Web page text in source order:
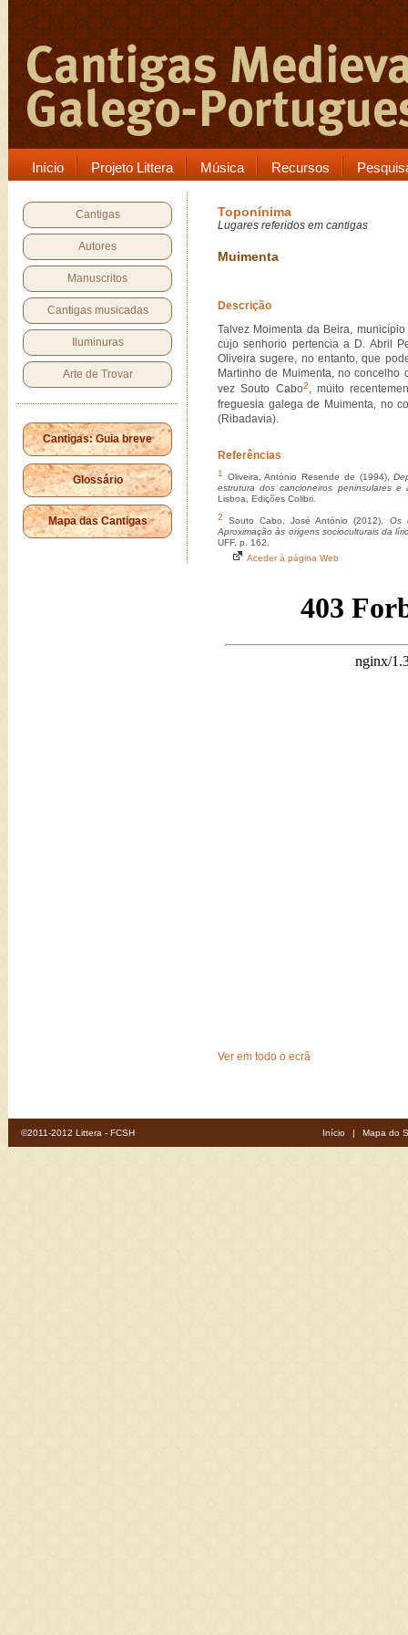
Início Projeto Littera Música Recursos
Cantigas
Autores
Manuscritos
Cantigas musicadas
Iluminuras
Arte de Trovar
Cantigas: Guia breve
Glossário
Mapa das Cantigas
Toponínima
Lugares referidos em cantigas
Muimenta
Descrição
Talvez Moimenta da Beira,
cujo senhorio pertencia a D. Abril
Oliveira sugere, no entanto, que
Martinho de Muimenta, no concelho
vez Souto Cabo2, muito
freguesia galega de Muimenta, no
(Ribadavia).
Referências
1 Oliveira, António Resende de (1994),
estrutura dos cancioneiros peninsulares
Lisboa, Edições Colibri.
2 Souto Cabo, José António (2012), Os
Aproximação às origens socioculturais da
UFF, p. 162.
Aceder à página Web
Ver em todo o ecrã
©2011-2012 Littera - FCSH Início | Mapa do